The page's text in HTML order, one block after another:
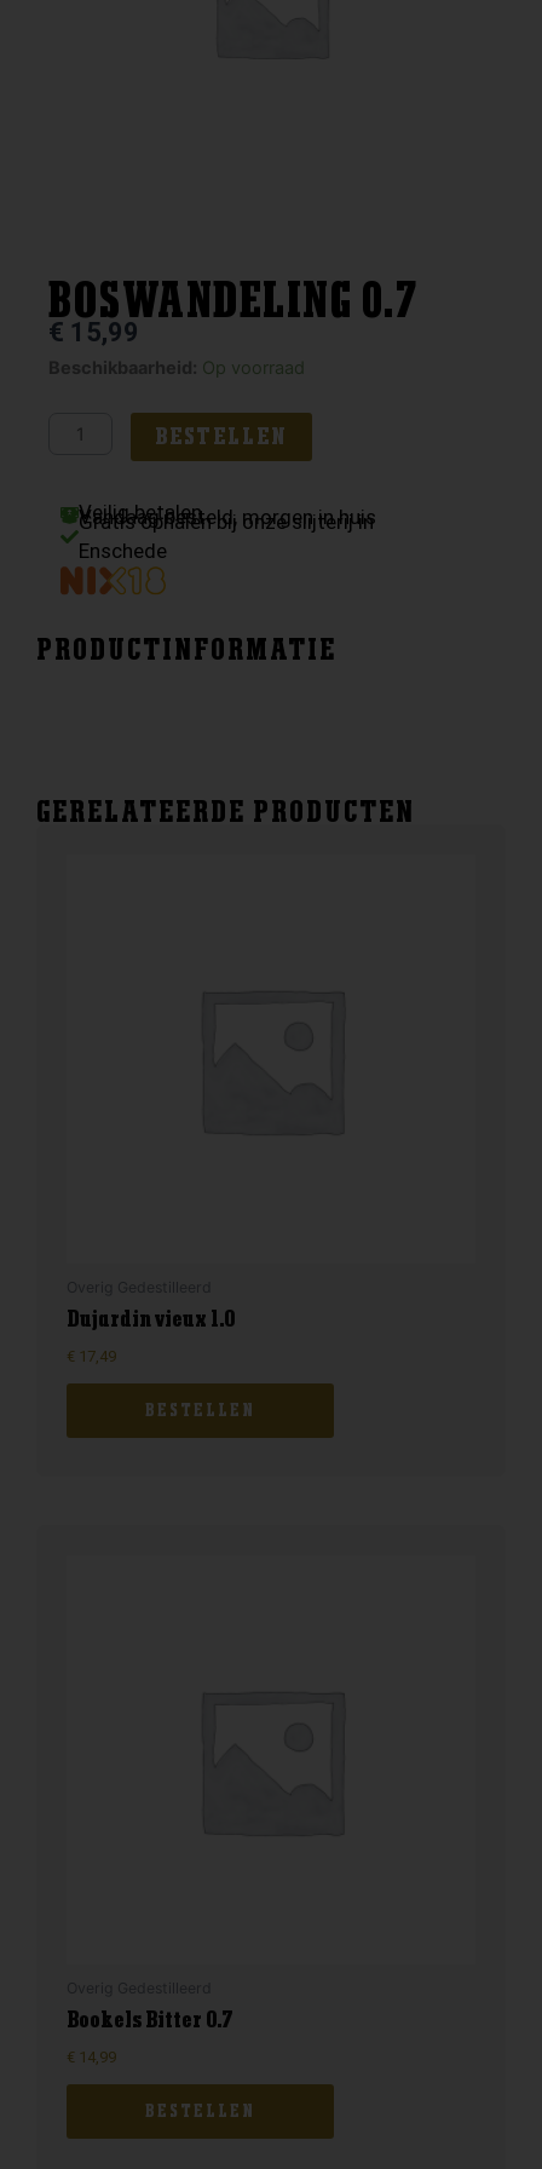
BOSWANDELING 0.7
€ 15,99
Beschikbaarheid: Op voorraad
BOSWANDELING
aantal
BESTELLEN
Veilig betalen
Vandaag besteld, morgen in huis
Gratis ophalen bij onze slijterij in
Enschede
PRODUCTINFORMATIE
GERELATEERDE PRODUCTEN
Dujardin vieux 1.0
€ 17,49
BESTELLEN
Bookels Bitter 0.7
€ 14,99
BESTELLEN